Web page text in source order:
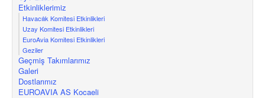
Etkinliklerimiz
Havacılık Komitesi Etkinlikleri
Uzay Komitesi Etkinlikleri
EuroAvia Komitesi Etkinlikleri
Geziler
Geçmiş Takımlarımız
Galeri
Dostlarımız
EUROAVIA AS Kocaeli